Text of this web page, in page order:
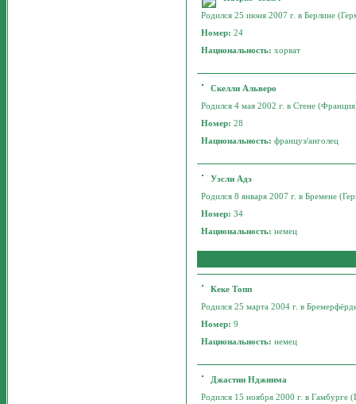
Родился 25 июня 2007 г. в Берлине
Номер:24
Национальность:хорват
Скелли Альверо
Родился 4 мая 2002 г. в Стене
Номер:28
Национальность:француз/анголец
Уэсли Адэ
Родился 8 января 2007 г. в Бремене
Номер:34
Национальность:немец
Кеке Топп
Родился 25 марта 2004 г. в
Номер:9
Национальность:немец
Джастин Нджинма
Родился 15 ноября 2000 г. в Гамбурге